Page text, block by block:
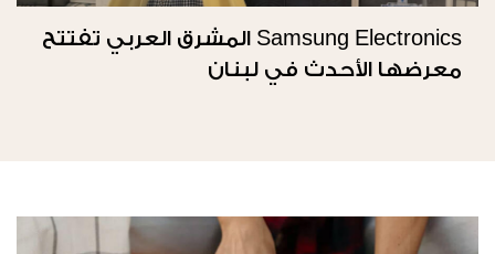
Samsung Electronics المشرق العربي تفتتح
معرضها الأحدث في لبنان